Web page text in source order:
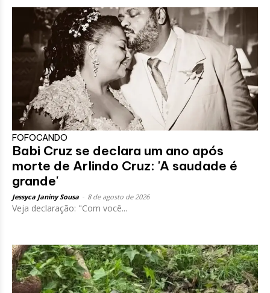
FOFOCANDO
Babi Cruz se declara um ano após
morte de Arlindo Cruz: 'A saudade é
grande'
Jessyca Janiny Sousa 8 de agosto de 2026
Veja declaração: "Com você...